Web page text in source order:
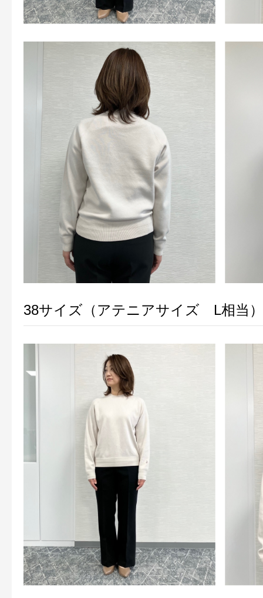
38サイズ（アテニアサイズ L相当）